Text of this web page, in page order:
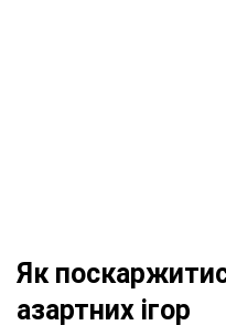
Як
азартних ігор